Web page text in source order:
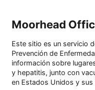
Moorhead
Este sitio es un servicio
Prevención de
información sobre
y hepatitis, junto con
en Estados Unidos y